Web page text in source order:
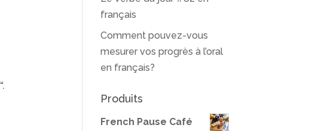
“​.
français
Comment pouvez-vous
mesurer vos progrès à l’oral
en français?
Produits
French Pause Café